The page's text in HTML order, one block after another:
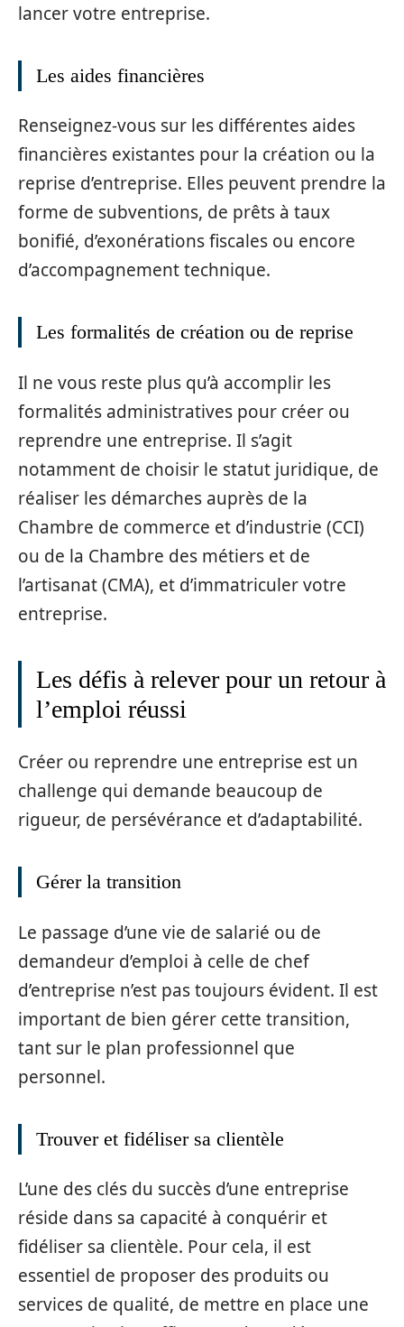
lancer votre entreprise.
Les aides financières
Renseignez-vous sur les différentes aides
financières existantes pour la création ou la
reprise d’entreprise. Elles peuvent prendre la
forme de subventions, de prêts à taux
bonifié, d’exonérations fiscales ou encore
d’accompagnement technique.
Les formalités de création ou de reprise
Il ne vous reste plus qu’à accomplir les
formalités administratives pour créer ou
reprendre une entreprise. Il s’agit
notamment de choisir le statut juridique, de
réaliser les démarches auprès de la
Chambre de commerce et d’industrie (CCI)
ou de la Chambre des métiers et de
l’artisanat (CMA), et d’immatriculer votre
entreprise.
Les défis à relever pour un retour à
l’emploi réussi
Créer ou reprendre une entreprise est un
challenge qui demande beaucoup de
rigueur, de persévérance et d’adaptabilité.
Gérer la transition
Le passage d’une vie de salarié ou de
demandeur d’emploi à celle de chef
d’entreprise n’est pas toujours évident. Il est
important de bien gérer cette transition,
tant sur le plan professionnel que
personnel.
Trouver et fidéliser sa clientèle
L’une des clés du succès d’une entreprise
réside dans sa capacité à conquérir et
fidéliser sa clientèle. Pour cela, il est
essentiel de proposer des produits ou
services de qualité, de mettre en place une